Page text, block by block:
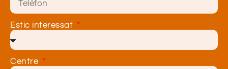
Estic interessat
Centre